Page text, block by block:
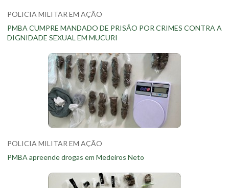
POLICIA MILITAR EM AÇÃO
PMBA CUMPRE MANDADO DE PRISÃO POR CRIMES CONTRA A
DIGNIDADE SEXUAL EM MUCURI
POLICIA MILITAR EM AÇÃO
PMBA apreende drogas em Medeiros Neto